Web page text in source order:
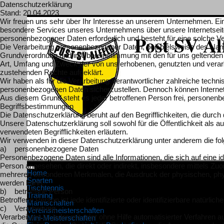
Post SV
Home
Sparten
Tischtennis
Training
Mannschaften
Vereinsmeisterschaften
Mini-Meisterschaften
Datenschutzerklärung
Stand: 20.04.2023
Wir freuen uns sehr über Ihr Interesse an unserem Unternehmen.
besondere Services unseres Unternehmens über unsere
personenbezogener Daten erforderlich und besteht für eine solche
Die Verarbeitung personenbezogener Daten, beispielsweise des
Grundverordnung und in Übereinstimmung mit den für uns
Art, Umfang und Zweck der von uns erhobenen, genutzten und
zustehenden Rechte aufgeklärt.
Wir haben als für die Verarbeitung Verantwortlicher zahlreiche
personenbezogenen Daten sicherzustellen. Dennoch können
Aus diesem Grund steht es jeder betroffenen Person frei,
Begriffsbestimmungen
Die Datenschutzerklärung beruht auf den Begrifflichkeiten, die
Unsere Datenschutzerklärung soll sowohl für die Öffentlichkeit als
verwendeten Begrifflichkeiten erläutern.
Wir verwenden in dieser Datenschutzerklärung unter anderem die
a) personenbezogene Daten
Personenbezogene Daten sind alle Informationen, die sich auf eine
Person angesehen, die direkt oder indirekt, insbesondere mittels
mehreren besonderen Merkmalen, die Ausdruck der physischen,
werden kann.
b) betroffene Person
Betroffene Person ist jede identifizierte oder identifizierbare
c) Verarbeitung
Verarbeitung ist jeder mit oder ohne Hilfe automatisierter Verfahren